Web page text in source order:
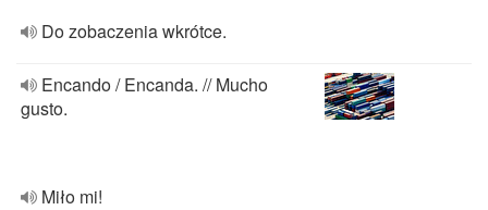
Do zobaczenia wkrótce.
Encando / Encanda. // Mucho
gusto.
Miło mi!